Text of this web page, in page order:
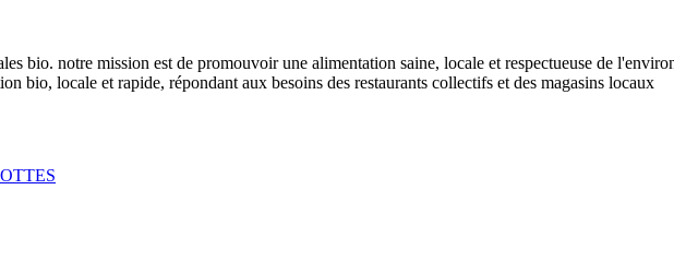
bio. notre mission est de promouvoir une alimentation saine, locale et respectueuse de
bio, locale et rapide, répondant aux besoins des restaurants collectifs et des magasins locaux